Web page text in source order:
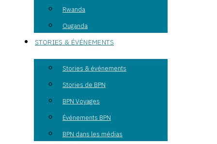
Rwanda
Ouganda
STORIES & ÉVÉNEMENTS
Stories & événements
Stories de BPN
BPN Voyages
Événements BPN
BPN dans les médias